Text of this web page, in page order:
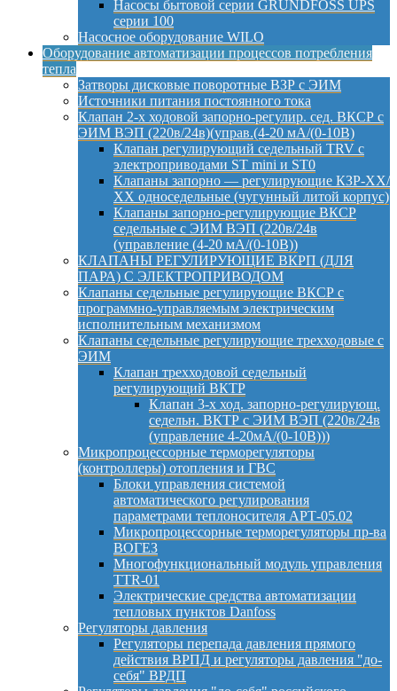
Насосы бытовой серии GRUNDFOSS UPS
серии 100
Насосное оборудование WILO
Оборудование автоматизации процессов потребления
тепла
Затворы дисковые поворотные ВЗР с ЭИМ
Источники питания постоянного тока
Клапан 2-х ходовой запорно-регулир. сед. ВКСР с
ЭИМ ВЭП (220в/24в)(управ.(4-20 мА/(0-10В)
Клапан регулирующий седельный TRV с
электроприводами ST mini и ST0
Клапаны запорно — регулирующие КЗР-ХХ/
ХХ односедельные (чугунный литой корпус)
Клапаны запорно-регулирующие ВКСР
седельные с ЭИМ ВЭП (220в/24в
(управление (4-20 мА/(0-10В))
КЛАПАНЫ РЕГУЛИРУЮЩИЕ ВКРП (ДЛЯ
ПАРА) С ЭЛЕКТРОПРИВОДОМ
Клапаны седельные регулирующие ВКСР с
программно-управляемым электрическим
исполнительным механизмом
Клапаны седельные регулирующие трехходовые с
ЭИМ
Клапан трехходовой седельный
регулирующий ВКТР
Клапан 3-х ход. запорно-регулирующ.
седельн. ВКТР с ЭИМ ВЭП (220в/24в
(управление 4-20мА/(0-10В)))
Микропроцессорные терморегуляторы
(контроллеры) отопления и ГВС
Блоки управления системой
автоматического регулирования
параметрами теплоносителя АРТ-05.02
Микропроцессорные терморегуляторы пр-ва
ВОГЕЗ
Многофункциональный модуль управления
TTR-01
Электрические средства автоматизации
тепловых пунктов Danfoss
Регуляторы давления
Регуляторы перепада давления прямого
действия ВРПД и регуляторы давления "до-
себя" ВРДП